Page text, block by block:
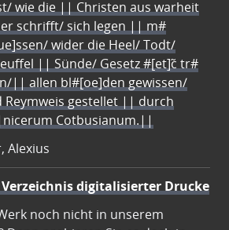
wie die || Christen aus warheit
schrifft/ sich legen || m#
wider die Heel/ Todt/
|| Sünde/ Gesetz #[et]c̃ tr#
|| allen bl#[oe]den gewissen/
gestellet || durch
Cotbusianum.||
Alexius
Verzeichnis digitalisierter Drucke
noch nicht in unserem